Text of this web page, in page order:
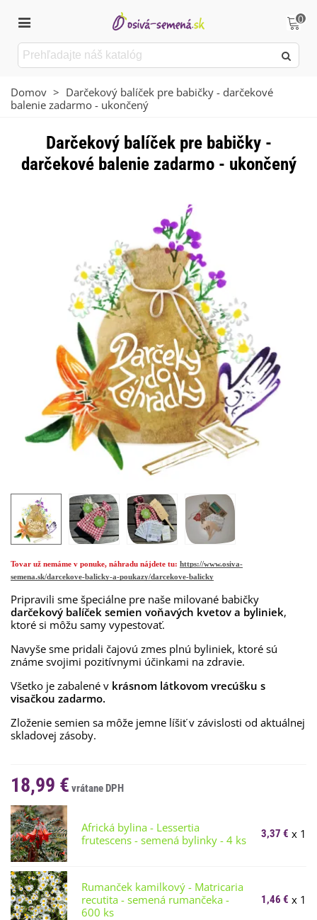
0
Domov > Darčekový balíček pre babičky - darčekové
balenie zadarmo - ukončený
Darčekový balíček pre babičky -
darčekové balenie zadarmo - ukončený
Tovar už nemáme v ponuke, náhradu nájdete tu: https://www.osiva-
semena.sk/darcekove-balicky-a-poukazy/darcekove-balicky
Pripravili sme špeciálne pre naše milované babičky
darčekový balíček semien voňavých kvetov a byliniek,
ktoré si môžu samy vypestovať.
Navyše sme pridali čajovú zmes plnú byliniek, ktoré sú
známe svojimi pozitívnymi účinkami na zdravie.
Všetko je zabalené v krásnom látkovom vrecúšku s
visačkou zadarmo.
Zloženie semien sa môže jemne líšiť v závislosti od aktuálnej
skladovej zásoby.
18,99 €
Africká bylina - Lessertia
frutescens - semená bylinky - 4 ks
3,37 € x 1
Rumanček kamilkový - Matricaria
recutita - semená rumančeka -
600 ks
1,46 € x 1